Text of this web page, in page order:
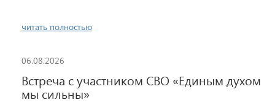
читать полностью
06.08.2026
Встреча с участником СВО «Единым духом
мы сильны»